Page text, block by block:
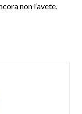
non l’avete,